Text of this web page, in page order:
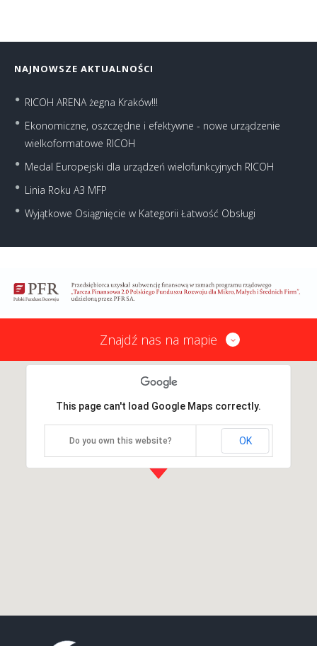
NAJNOWSZE AKTUALNOŚCI
RICOH ARENA żegna Kraków!!!
Ekonomiczne, oszczędne i efektywne - nowe urządzenie
wielkoformatowe RICOH
Medal Europejski dla urządzeń wielofunkcyjnych RICOH
Linia Roku A3 MFP
Wyjątkowe Osiągnięcie w Kategorii Łatwość Obsługi
Znajdź nas na mapie
This page can't load Google Maps correctly.
Do you own this website? OK